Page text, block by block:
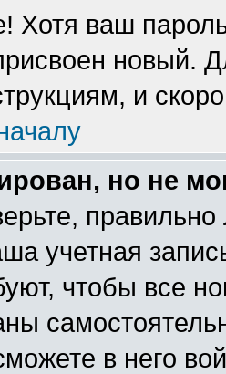
Хотя ваш
новый.
и
но не
учетная
чтобы все
в него